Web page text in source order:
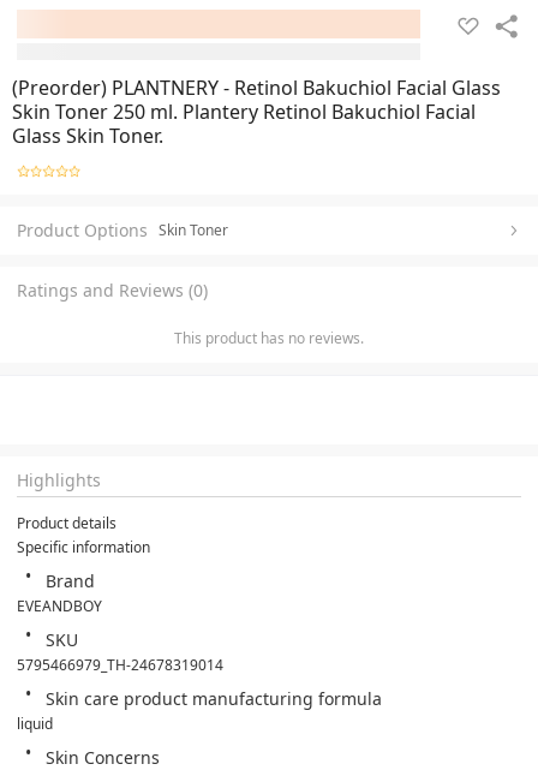
(Preorder) PLANTNERY - Retinol Bakuchiol Facial Glass
Skin Toner 250 ml. Plantery Retinol Bakuchiol Facial
Glass Skin Toner.
Product Options Skin Toner
Ratings and Reviews (0)
This product has no reviews.
Highlights
Product details
Specific information
Brand
EVEANDBOY
SKU
5795466979_TH-24678319014
Skin care product manufacturing formula
liquid
Skin Concerns